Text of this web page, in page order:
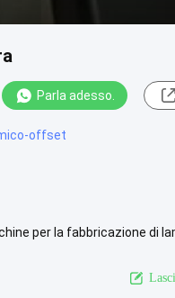
Parla adesso.
offset
per la fabbricazione di